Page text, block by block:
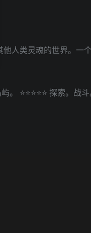
人类灵魂的世界。一
⭐⭐⭐⭐⭐ 探索。战